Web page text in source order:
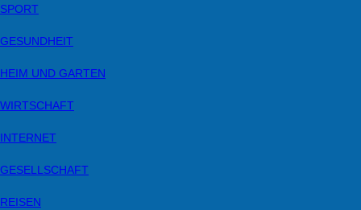
SPORT
GESUNDHEIT
HEIM UND GARTEN
WIRTSCHAFT
INTERNET
GESELLSCHAFT
REISEN